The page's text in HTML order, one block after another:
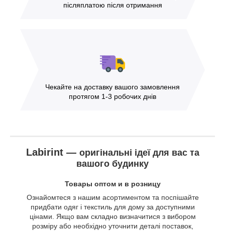
післяплатою після отримання
Чекайте на доставку вашого замовлення
протягом 1-3 робочих днів
Labirint — оригінальні ідеї для вас та
вашого будинку
Товары оптом и в розницу
Ознайомтеся з нашим асортиментом та поспішайте
придбати одяг і текстиль для дому за доступними
цінами. Якщо вам складно визначитися з вибором
розміру або необхідно уточнити деталі поставок,